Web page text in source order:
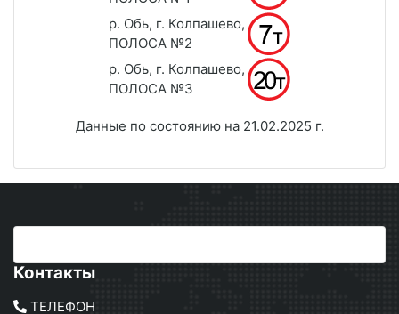
р. Обь, г. Колпашево,
ПОЛОСА №2
р. Обь, г. Колпашево,
ПОЛОСА №3
Данные по состоянию на 21.02.2025 г.
Контакты
ТЕЛЕФОН